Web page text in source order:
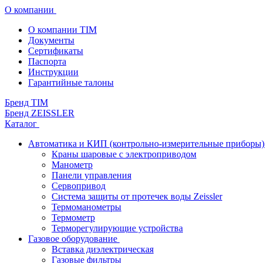
О компании
О компании TIM
Документы
Сертификаты
Паспорта
Инструкции
Гарантийные талоны
Бренд TIM
Бренд ZEISSLER
Каталог
Автоматика и КИП (контрольно-измерительные приборы)
Краны шаровые с электроприводом
Манометр
Панели управления
Сервопривод
Система защиты от протечек воды Zeissler
Термоманометры
Термометр
Терморегулирующие устройства
Газовое оборудование
Вставка диэлектрическая
Газовые фильтры